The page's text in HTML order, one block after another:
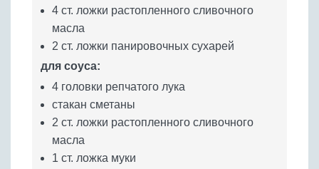
4 ст. ложки растопленного сливочного
масла
2 ст. ложки панировочных сухарей
для соуса:
4 головки репчатого лука
стакан сметаны
2 ст. ложки растопленного сливочного
масла
1 ст. ложка муки